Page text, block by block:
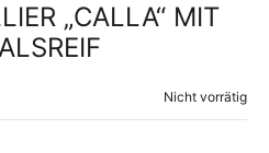
„CALLA“ MIT
Nicht vorrätig